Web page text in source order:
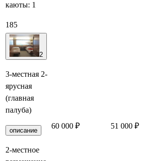
каюты: 1
185
2
3-местная 2-
ярусная
(главная
палуба)
описание
2-местное
60 000 ₽ 51 000 ₽